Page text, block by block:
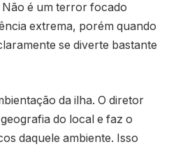
é um terror focado
extrema, porém quando
se diverte bastante
da ilha. O diretor
do local e faz o
daquele ambiente. Isso